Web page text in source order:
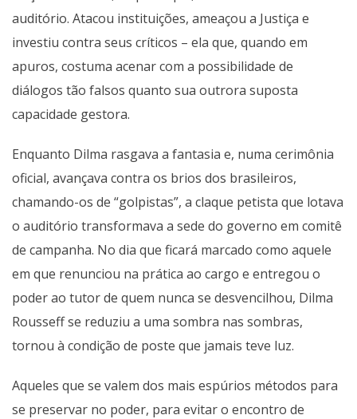
auditório. Atacou instituições, ameaçou a Justiça e
investiu contra seus críticos – ela que, quando em
apuros, costuma acenar com a possibilidade de
diálogos tão falsos quanto sua outrora suposta
capacidade gestora.
Enquanto Dilma rasgava a fantasia e, numa cerimônia
oficial, avançava contra os brios dos brasileiros,
chamando-os de “golpistas”, a claque petista que lotava
o auditório transformava a sede do governo em comitê
de campanha. No dia que ficará marcado como aquele
em que renunciou na prática ao cargo e entregou o
poder ao tutor de quem nunca se desvencilhou, Dilma
Rousseff se reduziu a uma sombra nas sombras,
tornou à condição de poste que jamais teve luz.
Aqueles que se valem dos mais espúrios métodos para
se preservar no poder, para evitar o encontro de